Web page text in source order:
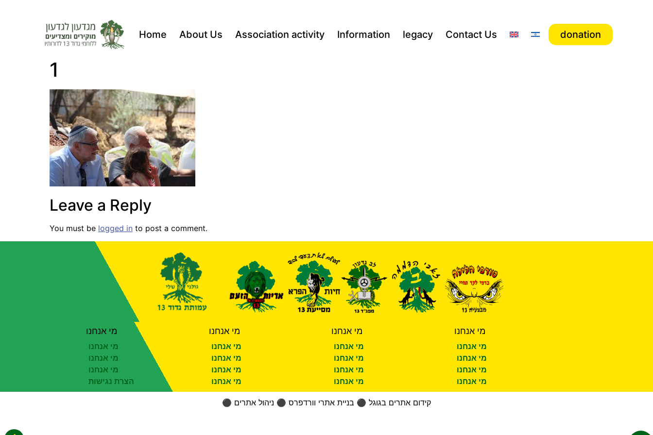
Home About Us Association activity Information legacy Contact Us donation
1
Leave a Reply
You must be logged in to post a comment.
מי אנחנו
מי אנחנו
מי אנחנו
מי אנחנו
הצרת נגישות
מי אנחנו
מי אנחנו
מי אנחנו
מי אנחנו
מי אנחנו
מי אנחנו
מי אנחנו
מי אנחנו
מי אנחנו
מי אנחנו
מי אנחנו
מי אנחנו
מי אנחנו
מי אנחנו
מי אנחנו
⚫ קידום אתרים בגוגל ⚫ בניית אתרי וורדפרס ⚫ ניהול אתרים